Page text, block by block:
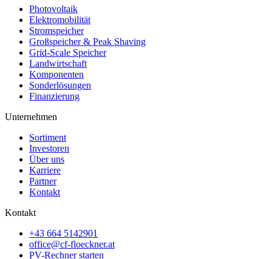
Photovoltaik
Elektromobilität
Stromspeicher
Großspeicher & Peak Shaving
Grid-Scale Speicher
Landwirtschaft
Komponenten
Sonderlösungen
Finanzierung
Unternehmen
Sortiment
Investoren
Über uns
Karriere
Partner
Kontakt
Kontakt
+43 664 5142901
office@cf-floeckner.at
PV-Rechner starten